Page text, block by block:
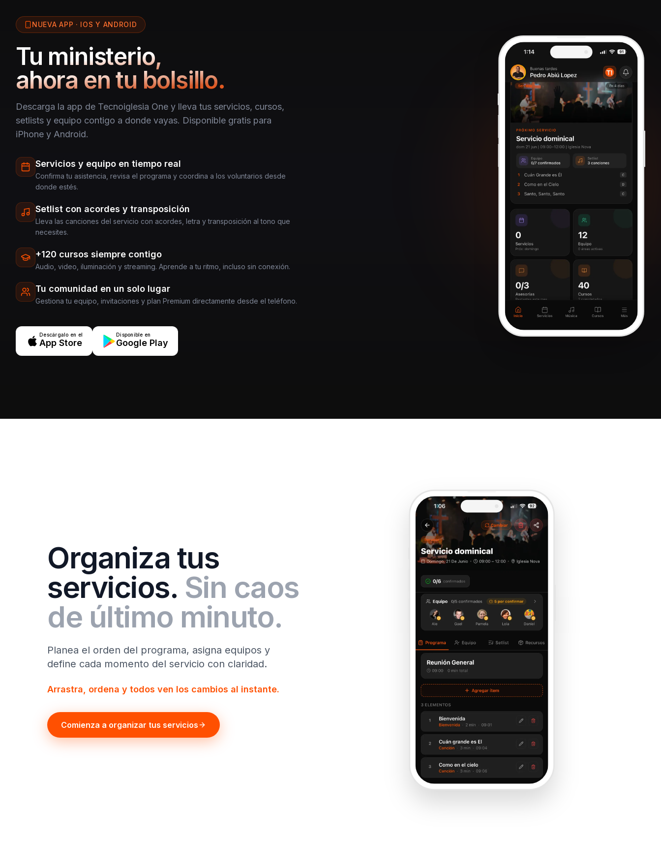
NUEVA APP · IOS Y ANDROID
Tu ministerio,
ahora en tu bolsillo.
Descarga la app de Tecnoiglesia One y lleva tus servicios, cursos,
setlists y equipo contigo a donde vayas. Disponible gratis para
iPhone y Android.
Servicios y equipo en tiempo real
Confirma tu asistencia, revisa el programa y coordina a los voluntarios desde
donde estés.
Setlist con acordes y transposición
Lleva las canciones del servicio con acordes, letra y transposición al tono que
necesites.
+120 cursos siempre contigo
Audio, video, iluminación y streaming. Aprende a tu ritmo, incluso sin conexión.
Tu comunidad en un solo lugar
Gestiona tu equipo, invitaciones y plan Premium directamente desde el teléfono.
Descárgalo en el
App Store
Disponible en
Google Play
Organiza tus
servicios. Sin caos
de último minuto.
Planea el orden del programa, asigna equipos y
define cada momento del servicio con claridad.
Arrastra, ordena y todos ven los cambios al instante.
Comienza a organizar tus servicios